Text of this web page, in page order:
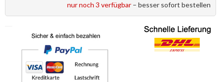
nur noch 3 verfügbar – besser sofort bestellen